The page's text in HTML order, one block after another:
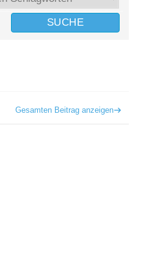
Gesamten Beitrag anzeigen